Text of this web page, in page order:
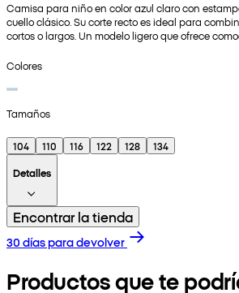
Camisa para niño en color azul claro con
cuello clásico. Su corte recto es ideal para
cortos o largos. Un modelo ligero que ofrece
Colores
Tamaños
104 110 116 122 128
134
Detalles
Encontrar la tienda
30 días para devolver
Productos que te